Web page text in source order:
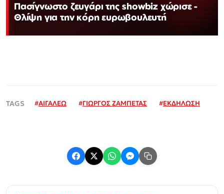
Πασίγνωστο ζευγάρι της showbiz χώρισε -
Θλίψη για την κόρη ευρωβουλευτή
#ΑΙΓΑΛΕΩ #ΓΙΩΡΓΟΣ ΖΑΜΠΕΤΑΣ #ΕΚΔΗΛΩΣΗ